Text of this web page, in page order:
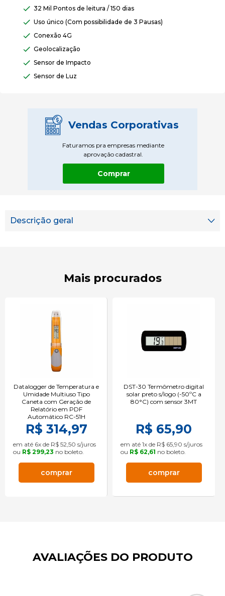
32 Mil Pontos de leitura / 150 dias
Uso único (Com possibilidade de 3 Pausas)
Conexão 4G
Geolocalização
Sensor de Impacto
Sensor de Luz
Vendas Corporativas
Faturamos pra empresas mediante
aprovação cadastral.
Comprar
Descrição geral
Mais procurados
Datalogger de Temperatura e
Umidade Multiuso Tipo
Caneta com Geração de
Relatório em PDF
Automático RC-51H
R$ 314,97
em até 6x de R$ 52,50 s/juros
ou R$ 299,23 no boleto.
comprar
DST-30 Termômetro digital
solar preto s/logo (-50ºC a
80°C) com sensor 3MT
R$ 65,90
em até 1x de R$ 65,90 s/juros
ou R$ 62,61 no boleto.
comprar
AVALIAÇÕES DO PRODUTO